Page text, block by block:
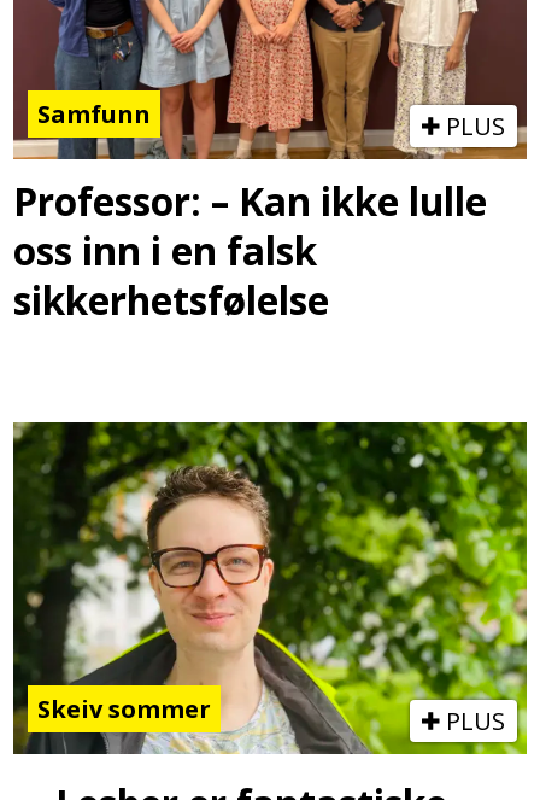
Samfunn PLUS
Professor: – Kan ikke lulle
oss inn i en falsk
sikkerhetsfølelse
Skeiv sommer PLUS